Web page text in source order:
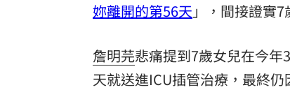
妳離開的第56天 」，間接證實
詹明芫悲痛提到7歲女兒在今
天就送進ICU插管治療，最終